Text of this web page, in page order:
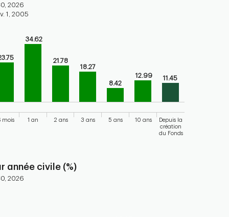
2026
1, 2005
performance of the fund
axis displaying categories.
displaying values. Range: 0 to 40.
34.62
21.78
18.27
8.42
12.99 11.45
mois 1 an 2 ans 3 ans 5 ans 10 ans
Depuis la
création
du Fonds
année civile (%)
2026